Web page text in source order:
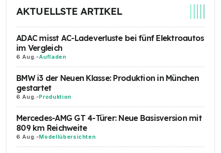
AKTUELLSTE ARTIKEL
ADAC misst AC-Ladeverluste bei fünf Elektroautos
im Vergleich
6 Aug. -Aufladen
BMW i3 der Neuen Klasse: Produktion in München
gestartet
6 Aug. -Produktion
Mercedes-AMG GT 4-Türer: Neue Basisversion mit
809 km Reichweite
6 Aug. -Modellübersichten